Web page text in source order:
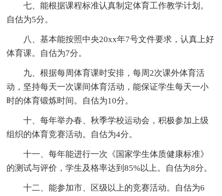
七、能根据课程标准认真制定体育工作教学计划。
自估为5分。
八、基本能按照中央20xx年7号文件要求，认真上好
体育课。自估为7分。
九、根据每周体育课时安排，每周2次课外体育活
动，坚持每天一次课间体育活动，能保证学生每天一小
时的体育锻炼时间。自估为10分。
十、每年举办春、秋季学校运动会，积极参加上级
组织的体育竞赛活动。自估为4分。
十一、每年能进行一次《国家学生体质健康标准》
的测试与评价，学生及格率达到85%以上。自估为8分。
十二、能参加市、区级以上的竞赛活动。自估为6